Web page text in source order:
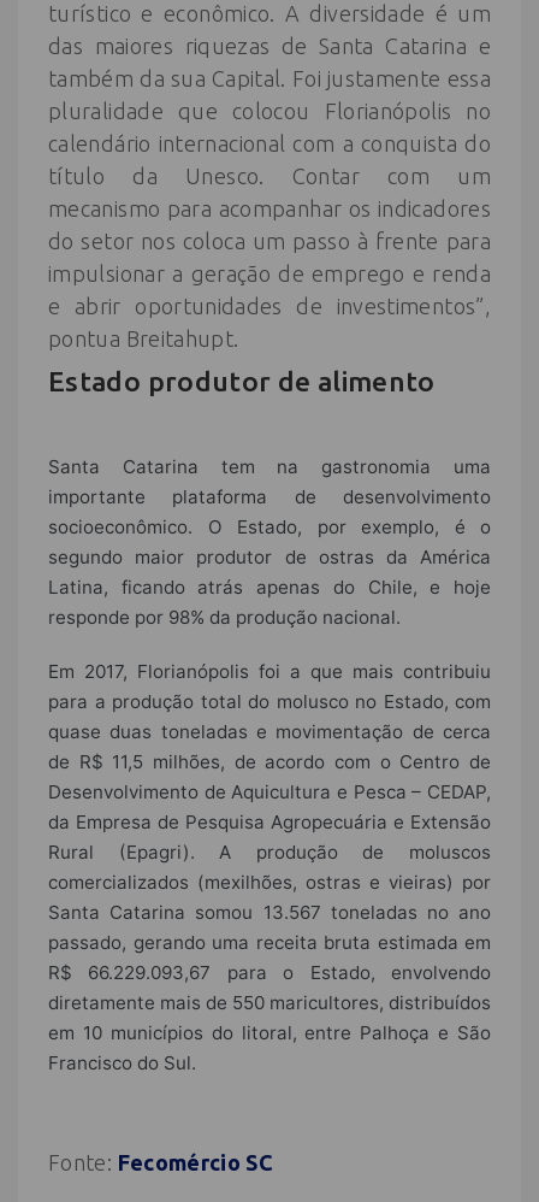
turístico e econômico. A diversidade é um
das maiores riquezas de Santa Catarina e
também da sua Capital. Foi justamente essa
pluralidade que colocou Florianópolis no
calendário internacional com a conquista do
título da Unesco. Contar com um
mecanismo para acompanhar os indicadores
do setor nos coloca um passo à frente para
impulsionar a geração de emprego e renda
e abrir oportunidades de investimentos”,
pontua Breitahupt.
Estado produtor de alimento
Santa Catarina tem na gastronomia uma
importante plataforma de desenvolvimento
socioeconômico. O Estado, por exemplo, é o
segundo maior produtor de ostras da América
Latina, ficando atrás apenas do Chile, e hoje
responde por 98% da produção nacional.
Em 2017, Florianópolis foi a que mais contribuiu
para a produção total do molusco no Estado, com
quase duas toneladas e movimentação de cerca
de R$ 11,5 milhões, de acordo com o Centro de
Desenvolvimento de Aquicultura e Pesca – CEDAP,
da Empresa de Pesquisa Agropecuária e Extensão
Rural (Epagri). A produção de moluscos
comercializados (mexilhões, ostras e vieiras) por
Santa Catarina somou 13.567 toneladas no ano
passado, gerando uma receita bruta estimada em
R$ 66.229.093,67 para o Estado, envolvendo
diretamente mais de 550 maricultores, distribuídos
em 10 municípios do litoral, entre Palhoça e São
Francisco do Sul.
Fonte: Fecomércio SC